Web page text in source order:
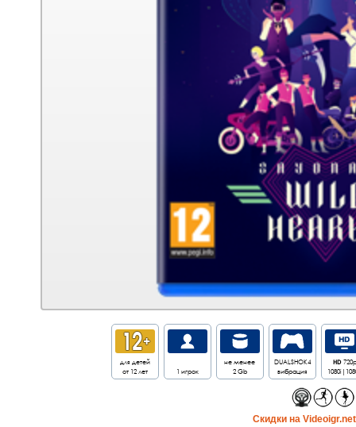
для детей
от 12 лет
1 игрок
не менее
2 Gb
DUALSHOK4
вибрация
HD720p
Cкидки на